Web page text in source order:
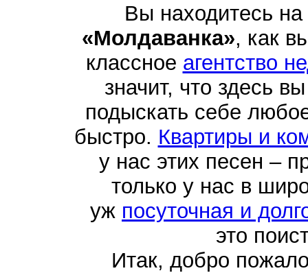
Вы находитесь
«Молдаванка», как
классное агентство
значит, что здесь
подыскать себе
быстро. Квартиры и
у нас этих песен –
только у нас в
уж посуточная и
это
Итак, добро